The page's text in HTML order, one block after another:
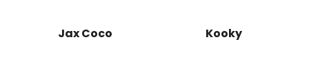
Jax Coco Kooky